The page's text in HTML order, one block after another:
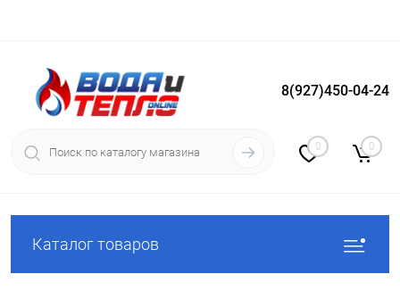
Вход Регистрация
8(927)450-04-24
0 0
Каталог товаров